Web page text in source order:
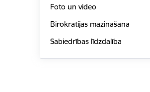
Foto un video
Birokrātijas mazināšana
Sabiedrības līdzdalība